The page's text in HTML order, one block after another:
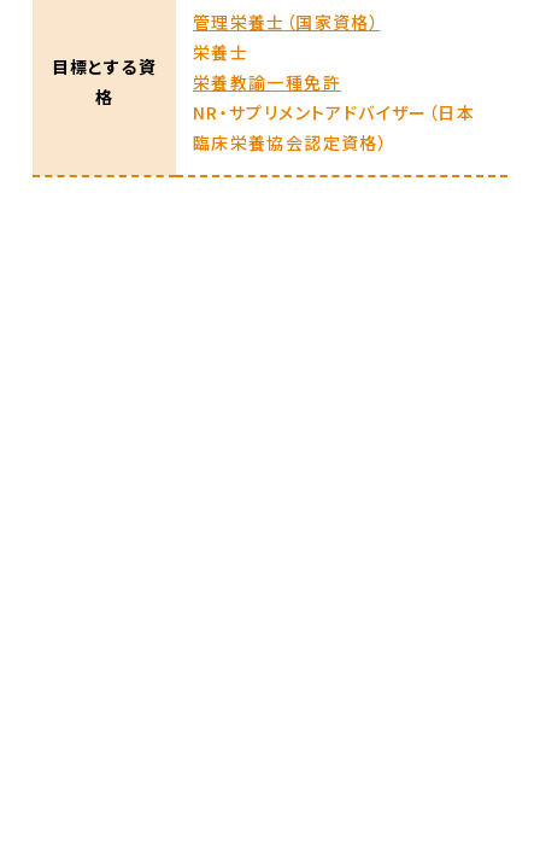
目標とする資
格
管理栄養士（国家資格）
栄養士
栄養教諭一種免許
NR・サプリメントアドバイザー（日本
臨床栄養協会認定資格）